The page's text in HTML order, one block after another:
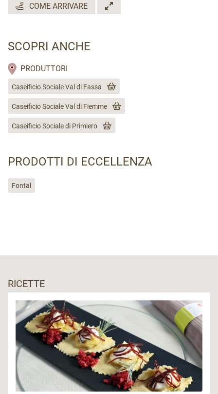
COME ARRIVARE
SCOPRI ANCHE
PRODUTTORI
Caseificio Sociale Val di Fassa
Caseificio Sociale Val di Fiemme
Caseificio Sociale di Primiero
PRODOTTI DI ECCELLENZA
Fontal
RICETTE